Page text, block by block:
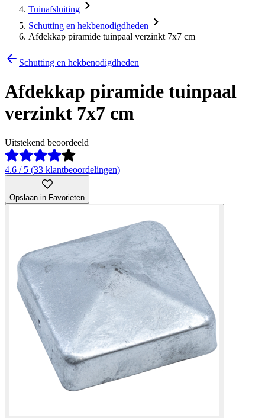
Tuinafsluiting
Schutting en hekbenodigdheden
Afdekkap piramide tuinpaal verzinkt 7x7 cm
Schutting en hekbenodigdheden
Afdekkap piramide tuinpaal
verzinkt 7x7 cm
Uitstekend beoordeeld
4.6 / 5 (33 klantbeoordelingen)
Opslaan in Favorieten